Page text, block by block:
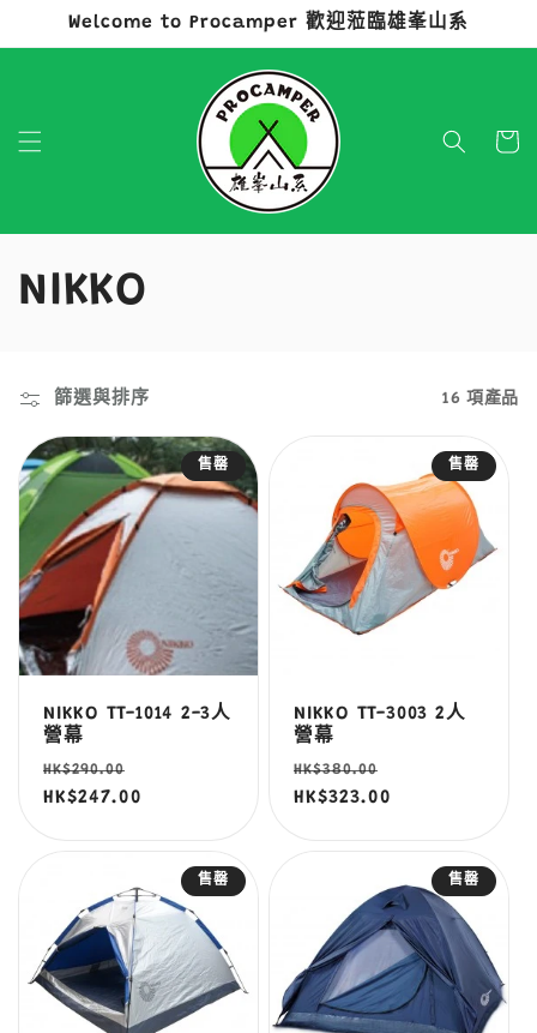
跳至內容
Welcome to Procamper 歡迎蒞臨雄峯山系
物
商
系
列
:
NIKKO
篩選與排序 16 項產品
售罄
NIKKO TT-1014 2-3人
營幕
定
價
HK$290.00
價
HK$247.00
售罄
NIKKO TT-3003 2人
營幕
定
價
HK$380.00
HK$323.00
售罄 售罄